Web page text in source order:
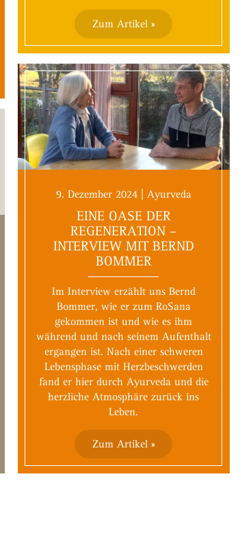
Zum Artikel »
9. Dezember 2024 | Ayurveda
EINE OASE DER
REGENERATION –
INTERVIEW MIT BERND
BOMMER
Im Interview erzählt uns Bernd
Bommer, wie er zum RoSana
gekommen ist und wie es ihm
während und nach seinem Aufenthalt
ergangen ist. Nach einer schweren
Lebensphase mit Herzbeschwerden
fand er hier durch Ayurveda und die
herzliche Atmosphäre zurück ins
Leben.
Zum Artikel »